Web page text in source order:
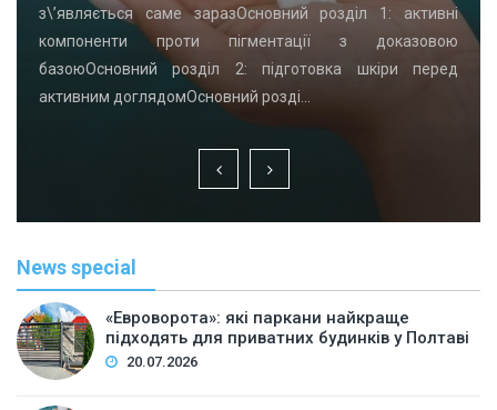
з\’являється саме заразОсновний розділ 1: активні
компоненти проти пігментації з доказовою
базоюОсновний розділ 2: підготовка шкіри перед
активним доглядомОсновний розді…
News special
«Евроворота»: які паркани найкраще
підходять для приватних будинків у Полтаві
20.07.2026